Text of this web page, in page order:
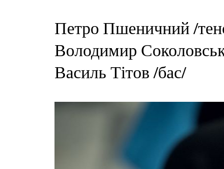
Петро Пшеничний /
Володимир
Василь Тітов /бас/